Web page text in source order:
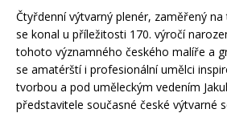
Čtyřdenní výtvarný plenér, zaměřený
se konal u příležitosti 170. výročí
tohoto významného českého malíře a
se amatérští i profesionální umělci
tvorbou a pod uměleckým vedením
představitele současné české výtvarné